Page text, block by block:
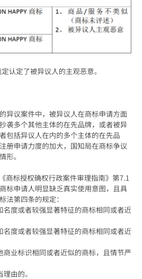
认定了被异议人的主观恶意。
异议案件中，被异议人在商标申请方面
袭多个其他主体的在先品牌，或者被异
包括异议人在内的多个主体的在先品
册申请力度的加大，国知局在商标争议
形。
商标授权确权行政案件审理指南》第7.1
商标申请人明显缺乏真实使用意图，且具
法第四条的规定：
度或者较强显著特征的商标相同或者近
度或者较强显著特征的商标相同或者近
业标识相同或者近似的商标，且情节严
由的。